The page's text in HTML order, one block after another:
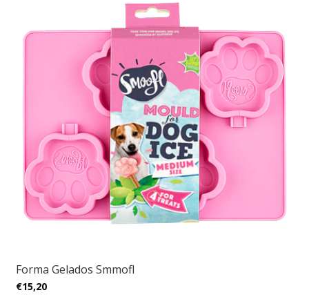
Forma Gelados Smmofl
€15,20